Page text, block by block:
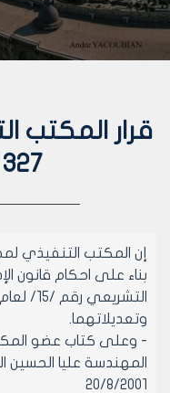
قرار المكتب
327 لعام 2001
إن المكتب التنفيذي
بناء على احكام قانون
وتعديلاتهما.
- وعلى كتاب عضو
20/8/2001